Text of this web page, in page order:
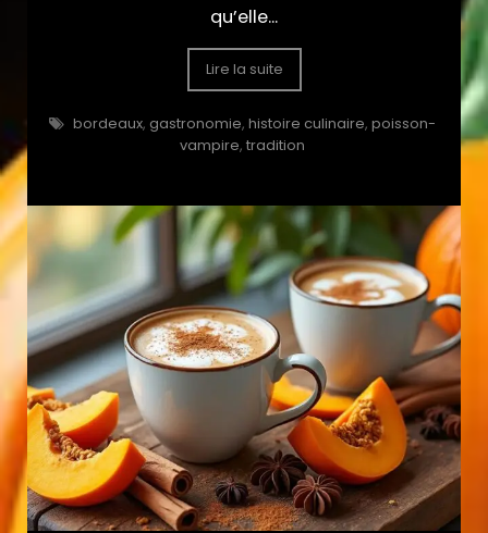
qu’elle...
Lire la suite
bordeaux, gastronomie, histoire culinaire, poisson-
vampire, tradition